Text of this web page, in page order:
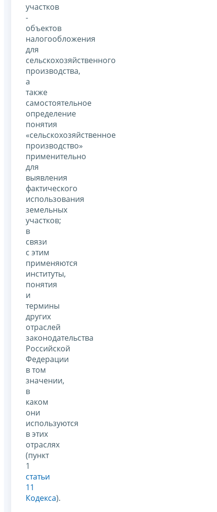
участков
-
объектов
налогообложения
для
сельскохозяйственного
производства,
а
также
самостоятельное
определение
понятия
«сельскохозяйственное
производство»
применительно
для
выявления
фактического
использования
земельных
участков;
в
связи
с этим
применяются
институты,
понятия
и
термины
других
отраслей
законодательства
Российской
Федерации
в том
значении,
в
каком
они
используются
в этих
отраслях
(пункт
1
статьи
11
Кодекса).